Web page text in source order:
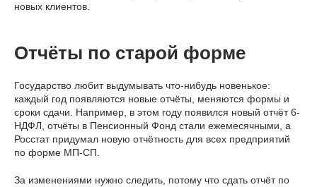
новых клиентов.
Отчёты по старой форме
Государство любит выдумывать что-нибудь новенькое:
каждый год появляются новые отчёты, меняются формы и
сроки сдачи. Например, в этом году появился новый отчёт 6-
НДФЛ, отчёты в Пенсионный Фонд стали ежемесячными, а
Росстат придумал новую отчётность для всех предприятий
по форме МП-СП.
За изменениями нужно следить, потому что сдать отчёт по